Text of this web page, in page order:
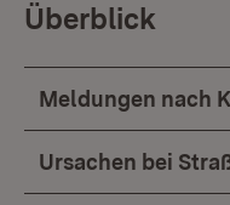
Überblick
Meldungen nach
Ursachen bei